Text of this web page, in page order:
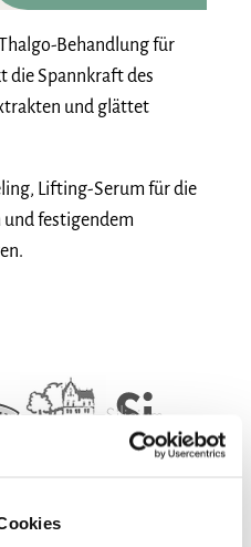
Behandlung für
die Spannkraft des
und glättet
Lifting-Serum für die
und festigendem